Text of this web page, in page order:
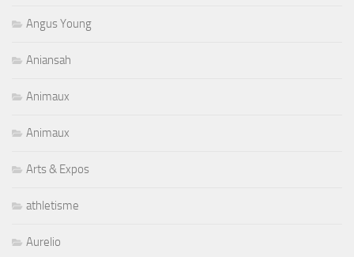
Angus Young
Aniansah
Animaux
Animaux
Arts & Expos
athletisme
Aurelio